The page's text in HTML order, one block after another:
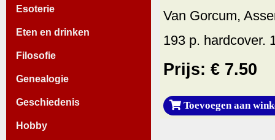
Esoterie
Eten en drinken
Filosofie
Genealogie
Geschiedenis
Hobby
Van Gorcum,
193 p. hardcover.
Prijs: € 7.50
Toevoegen aan